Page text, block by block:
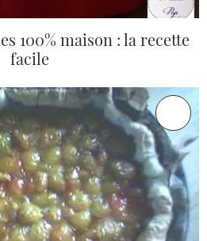
100% maison : la recette
facile